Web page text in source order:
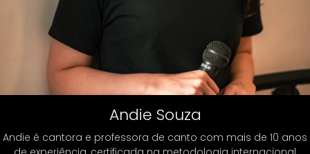
Andie Souza
Andie é cantora e professora de canto com mais de 10 anos